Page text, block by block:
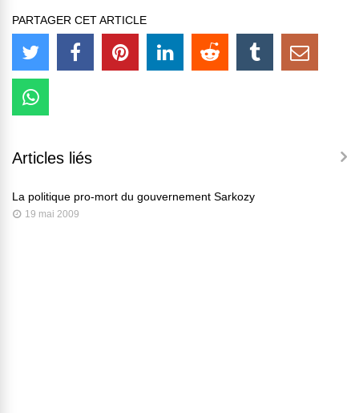
PARTAGER CET ARTICLE
Articles liés
La politique pro-mort du gouvernement Sarkozy
19 mai 2009